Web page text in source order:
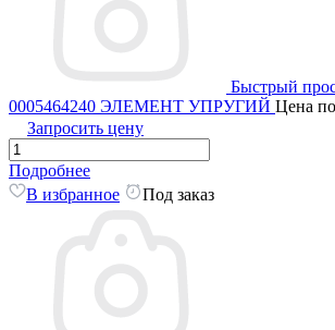
Быстрый
0005464240 ЭЛЕМЕНТ УПРУГИЙ Цена
Запросить цену
Подробнее
В избранное
Под заказ